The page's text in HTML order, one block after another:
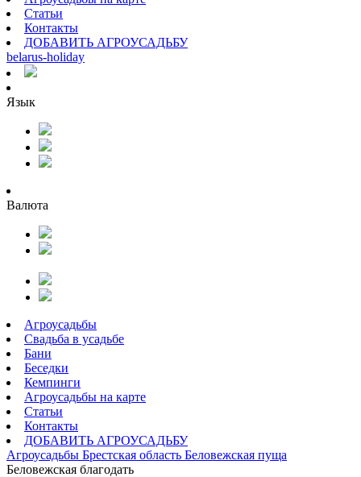
Статьи
Контакты
ДОБАВИТЬ АГРОУСАДЬБУ
belarus-holiday
Язык
Валюта
Агроусадьбы
Свадьба в усадьбе
Бани
Беседки
Кемпинги
Агроусадьбы на карте
Статьи
Контакты
ДОБАВИТЬ АГРОУСАДЬБУ
Агроусадьбы Брестская область Беловежская пуща
Беловежская благодать